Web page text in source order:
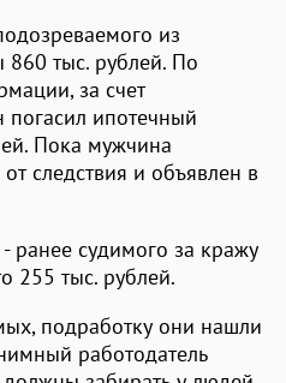
из
тыс. рублей. По
за счет
ипотечный
Пока мужчина
следствия и объявлен в
ранее судимого за кражу
255 тыс. рублей.
подработку они нашли
работодатель